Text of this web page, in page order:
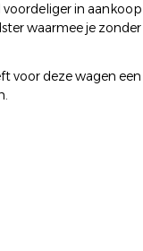
in
waarmee je
voor deze wagen een